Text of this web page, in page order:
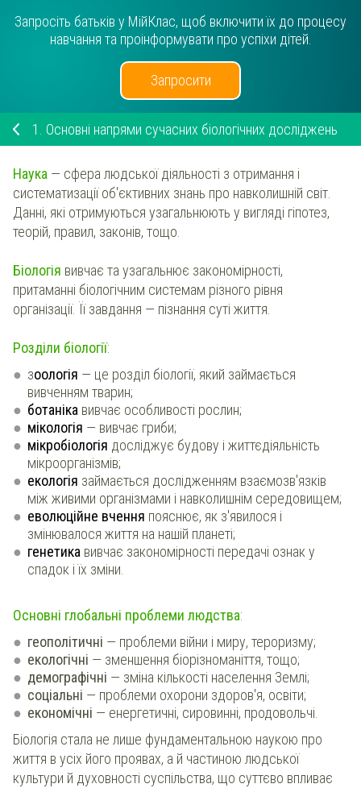
Запросіть батьків у МійКлас, щоб включити їх до процесу
навчання та проінформувати про успіхи дітей.
Запросити
1. Основні напрями сучасних біологічних досліджень
Наука — сфера людської діяльності з отримання і
систематизації об'єктивних знань про навколишній світ.
Данні, які отримуються узагальнюють у вигляді гіпотез,
теорій, правил, законів, тощо.
Біологія вивчає та узагальнює закономірності,
притаманні біологічним системам різного рівня
організації. Її завдання — пізнання суті життя.
Розділи біології:
зоологія — це розділ біології, який займається
вивченням тварин;
ботаніка вивчає особливості рослин;
мікологія — вивчає гриби;
мікробіологія досліджує будову і життєдіяльність
мікроорганізмів;
екологія займається дослідженням взаємозв'язків
між живими організмами і навколишнім середовищем;
еволюційне вчення пояснює, як з'явилося і
змінювалося життя на нашій планеті;
генетика вивчає закономірності передачі ознак у
спадок і їх зміни.
Основні глобальні проблеми людства:
геополітичні — проблеми війни і миру, тероризму;
екологічні — зменшення біорізноманіття, тощо;
демографічні — зміна кількості населення Землі;
соціальні — проблеми охорони здоров'я, освіти;
економічні — енергетичні, сировинні, продовольчі.
Біологія стала не лише фундаментальною наукою про
життя в усіх його проявах, а й частиною людської
культури й духовності суспільства, що суттєво впливає